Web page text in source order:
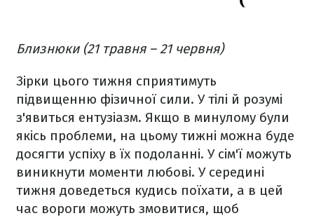
Близнюки (21 травня – 21 червня)
Зірки цього тижня сприятимуть
підвищенню фізичної сили. У тілі й розумі
з'явиться ентузіазм. Якщо в минулому були
якісь проблеми, на цьому тижні можна буде
досягти успіху в їх подоланні. У сім'ї можуть
виникнути моменти любові. У середині
тижня доведеться кудись поїхати, а в цей
час вороги можуть змовитися, щоб